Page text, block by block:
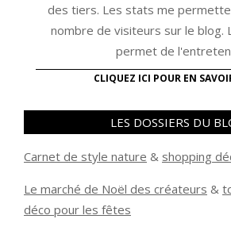
des tiers. Les stats me
nombre de visiteurs sur le blog.
permet de
CLIQUEZ ICI POUR EN
LES DOSSIERS DU
Carnet de style nature & shopping
Le marché de Noël des créateurs & t
déco pour les fêtes